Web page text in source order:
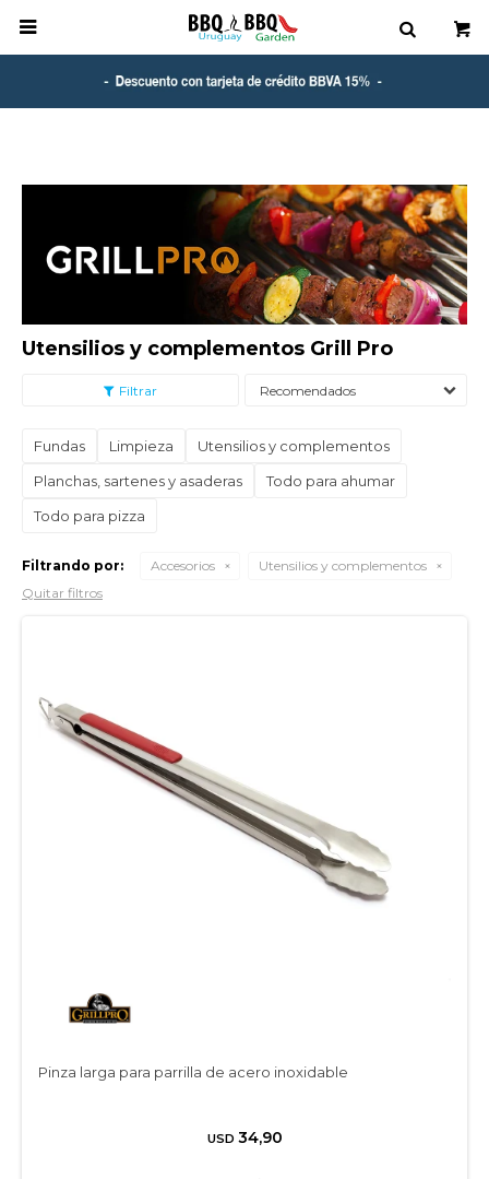

Utensilios y complementos Grill Pro
Recomendados
Fundas Limpieza
Utensilios y complementos
Planchas, sartenes y asaderas
Todo para ahumar
Todo para pizza
Filtrando por: Accesorios
Utensilios y complementos
Quitar filtros
Pinza larga para parrilla de acero inoxidable
USD 34,90